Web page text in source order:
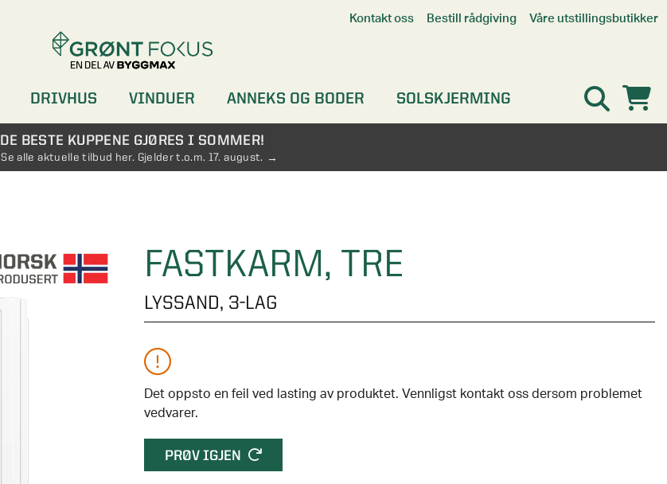
Kontakt oss Bestill rådgiving Våre utstillingsbutikker
Kristiansand
DRIVHUS VINDUER ANNEKS OG BODER
SOLSKJERMING
DØRER
GARDEROBER
DE BESTE KUPPENE GJØRES I SOMMER!
Se alle aktuelle tilbud her. Gjelder t.o.m. 17. august.
FASTKARM, TRE
LYSSAND, 3-LAG
Det oppsto en feil ved lasting av produktet. Vennligst kontakt oss dersom problemet
vedvarer.
PRØV IGJEN